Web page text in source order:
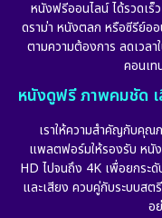
หนังฟรีออนไลน์ ได้รวดเร็
ดราม่า หนังตลก หรือซีรีย์อ
ตามความต้องการ ลดเวลา
คอนเท
หนังดูฟรี ภาพคมชัด
เราให้ความสำคัญกับคุ
แพลตฟอร์มให้รองรับ หนั
HD ไปจนถึง 4K เพื่อยกระ
และเสียง ควบคู่กับระบบสต
อ